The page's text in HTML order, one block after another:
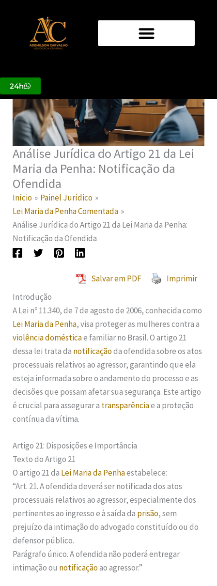
conteúdo
24h
Análise Jurídica do Artigo 21 da Lei
Maria da Penha: Notificação da
Ofendida
Início
Painel Jurídico
Lei Maria da Penha Comentada
Análise Jurídica do Artigo 21 da Lei Maria da Penha:
Notificação da Ofendida
Salvar em PDF
Imprimir
Introdução
A Lei nº 11.340, de 7 de agosto de 2006, conhecida como
Lei Maria da Penha, visa proteger as mulheres contra a
violência domésticae familiar no Brasil. O artigo 21
dessa lei trata da notificaçãoda ofendida sobre os atos
processuais relativos ao agressor, garantindo que ela
esteja informada sobre o andamento do processo e as
decisões que possam afetar sua segurança. Este artigo
é crucial para assegurar a transparênciae a proteção
contínua da vítima.
Artigo 21: Disposições e Importância
Texto do Artigo 21
O artigo 21 da Lei Maria da Penhaestabelece:
“Art. 21. A ofendida deverá ser notificada dos atos
processuais relativos ao agressor, especialmente dos
pertinentes ao ingresso e à saída da prisão, sem
prejuízo da intimação do advogado constituído ou do
defensor público.
Parágrafo único. A ofendida não poderá entregar
intimação ou notificaçãoao agressor.”